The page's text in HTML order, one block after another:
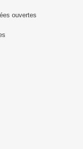
ouvertes